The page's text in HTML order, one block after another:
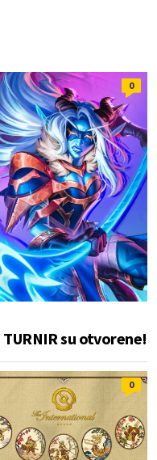
0
su otvorene!
0